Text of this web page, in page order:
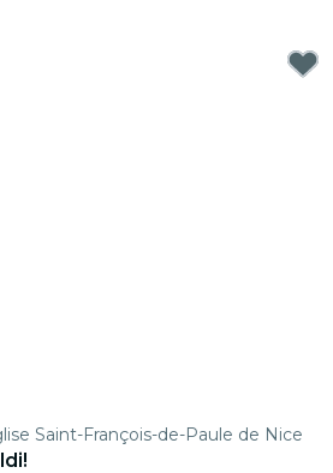
Saint-François-de-Paule de Nice